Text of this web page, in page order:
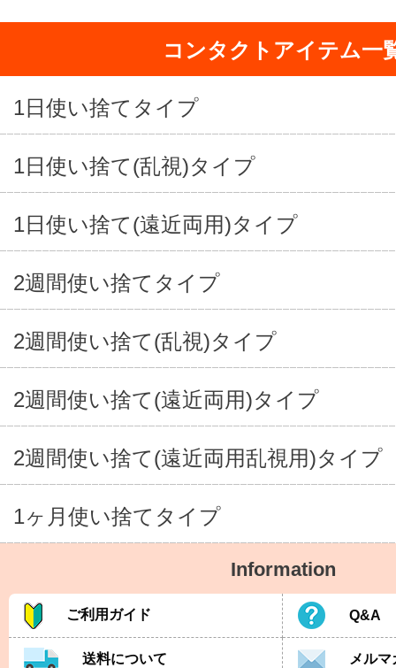
コンタクトアイテム一
1日使い捨てタイプ
1日使い捨て(乱視)タイプ
1日使い捨て(遠近両用)タイプ
2週間使い捨てタイプ
2週間使い捨て(乱視)タイプ
2週間使い捨て(遠近両用)タイプ
2週間使い捨て(遠近両用乱視用)タイプ
1ヶ月使い捨てタイプ
Information
ご利用ガイド Q&A
送料について メル